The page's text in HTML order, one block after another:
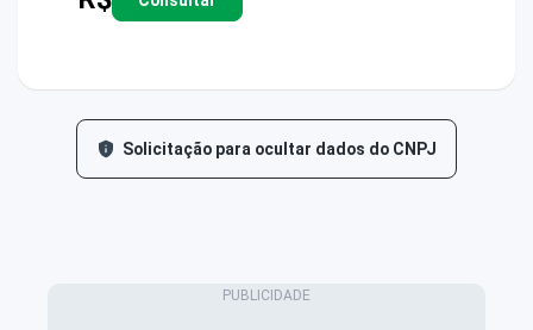
Solicitação para ocultar dados do CNPJ